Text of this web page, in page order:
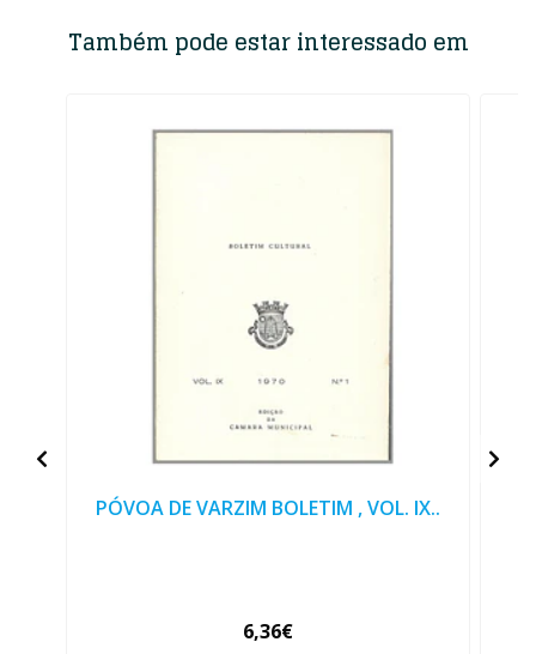
Também pode estar interessado em
PÓVOA DE VARZIM BOLETIM , VOL. IX..
6,36€